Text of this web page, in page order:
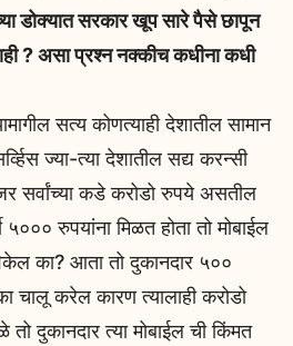
डोक्यात सरकार खूप सारे पैसे छापून
? असा प्रश्न नक्कीच कधीना कधी
सत्य कोणत्याही देशातील सामान
ज्या-त्या देशातील सद्य करन्सी
सर्वांच्या कडे करोडो रुपये असतील
५००० रुपयांना मिळत होता तो मोबाईल
का? आता तो दुकानदार ५००
चालू करेल कारण त्यालाही करोडो
दुकानदार त्या मोबाईल ची किंमत